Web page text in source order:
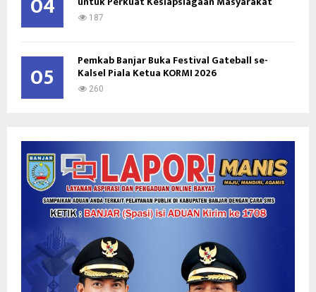
187
05 Pemkab Banjar Buka Festival Gateball se-
Kalsel Piala Ketua KORMI 2026
260